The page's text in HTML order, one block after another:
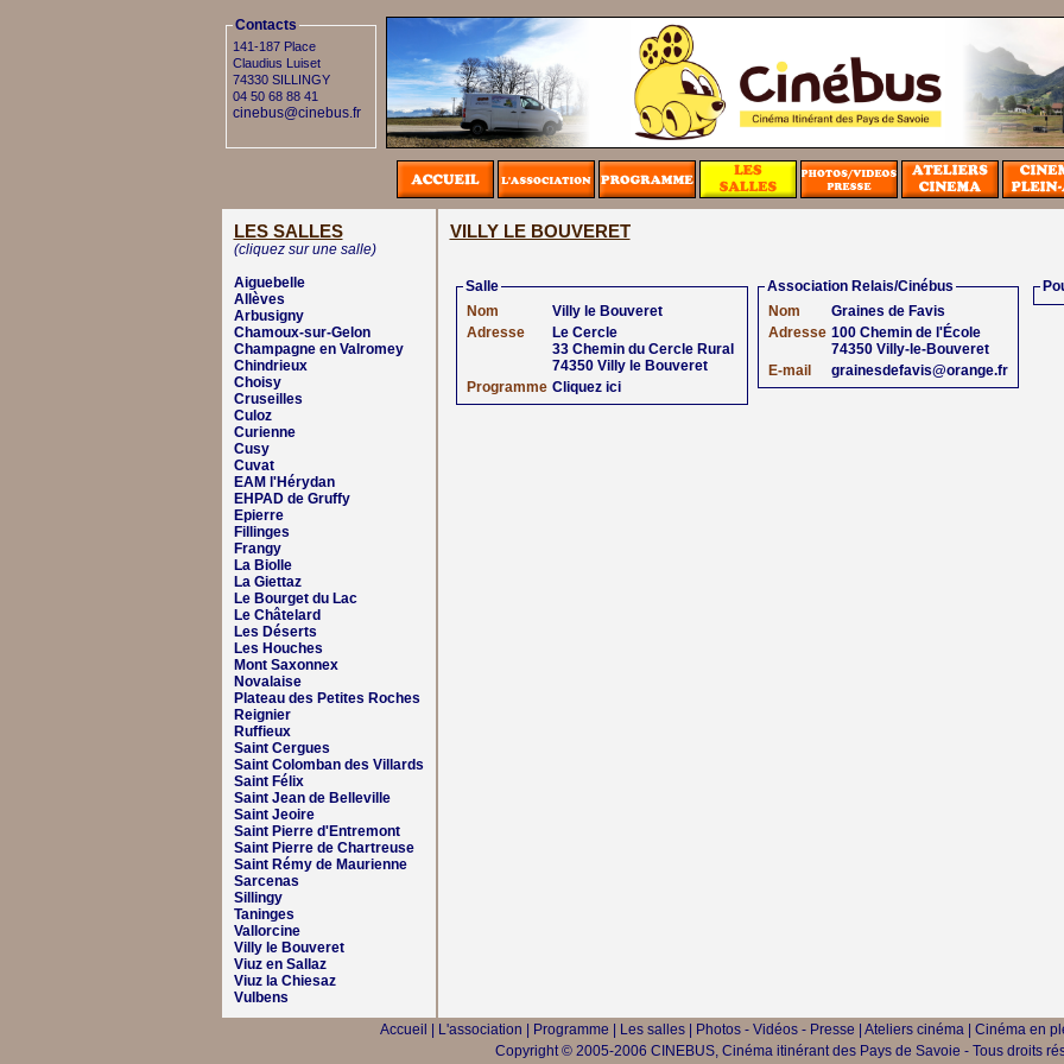
Contacts
141-187 Place
Claudius Luiset
74330 SILLINGY
04 50 68 88 41
cinebus@cinebus.fr
LES SALLES
(cliquez sur une salle)
Aiguebelle
Allèves
Arbusigny
Chamoux-sur-Gelon
Champagne en Valromey
Chindrieux
Choisy
Cruseilles
Culoz
Curienne
Cusy
Cuvat
EAM l'Hérydan
EHPAD de Gruffy
Epierre
Fillinges
Frangy
La Biolle
La Giettaz
Le Bourget du Lac
Le Châtelard
Les Déserts
Les Houches
Mont Saxonnex
Novalaise
Plateau des Petites Roches
Reignier
Ruffieux
Saint Cergues
Saint Colomban des Villards
Saint Félix
Saint Jean de Belleville
Saint Jeoire
Saint Pierre d'Entremont
Saint Pierre de Chartreuse
Saint Rémy de Maurienne
Sarcenas
Sillingy
Taninges
Vallorcine
Villy le Bouveret
Viuz en Sallaz
Viuz la Chiesaz
Vulbens
VILLY LE BOUVERET
Salle
Nom
Villy le Bouveret
Adresse
Le Cercle
33 Chemin du Cercle Rural
74350 Villy le Bouveret
Programme Cliquez ici
Association Relais/Cinébus
Nom
Graines de Favis
Adresse 100 Chemin de l'École
74350 Villy-le-Bouveret
E-mail
grainesdefavis@orange.fr
Accueil L'association Programme Les salles Photos - Vidéos - Presse Ateliers cinéma Cinéma en
Copyright © 2005-2006 CINEBUS, Cinéma itinérant des Pays de Savoie - Tous droits